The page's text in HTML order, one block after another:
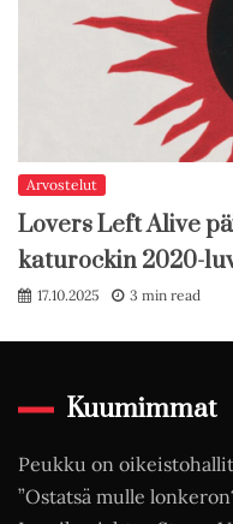
Arvostelut
Lovers Left Alive
katurockin 2020-
17.10.2025 3 min read
Kuumimmat
Peukku on
”Ostatsä mulle